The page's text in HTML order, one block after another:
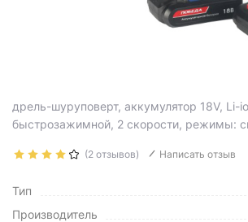
дрель-шуруповерт, аккумулятор 18V, Li-
быстрозажимной, 2 скорости, режимы:
(2 отзывов) Написать отзыв
Тип
Производитель